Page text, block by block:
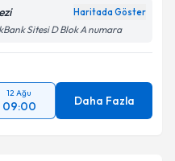
Haritada Göster
Sitesi D Blok A numara
12 Ağu
09:00 Daha Fazla